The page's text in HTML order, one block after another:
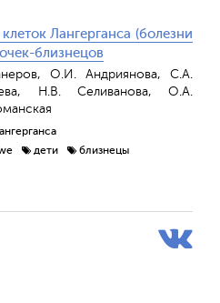
Лангерганса (болезни
близнецов
О.И. Андриянова, С.А.
Н.В. Селиванова, О.А.
дети
близнецы